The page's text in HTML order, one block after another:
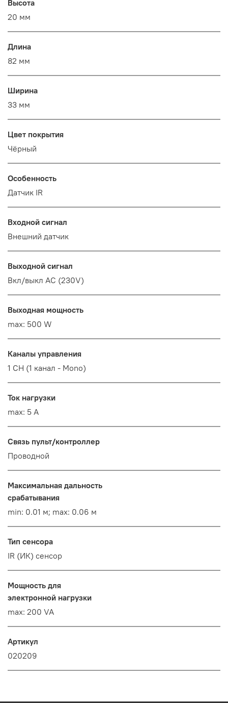
Высота
20 мм
Длина
82 мм
Ширина
33 мм
Цвет покрытия
Чёрный
Особенность
Датчик IR
Входной сигнал
Внешний датчик
Выходной сигнал
Вкл/выкл AC (230V)
Выходная мощность
max: 500 W
Каналы управления
1 CH (1 канал - Mono)
Ток нагрузки
max: 5 A
Связь пульт/контроллер
Проводной
Максимальная дальность
срабатывания
min: 0.01 м; max: 0.06 м
Тип сенсора
IR (ИК) сенсор
Мощность для
электронной нагрузки
max: 200 VA
Артикул
020209